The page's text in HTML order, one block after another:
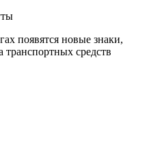
появятся новые знаки,
средств